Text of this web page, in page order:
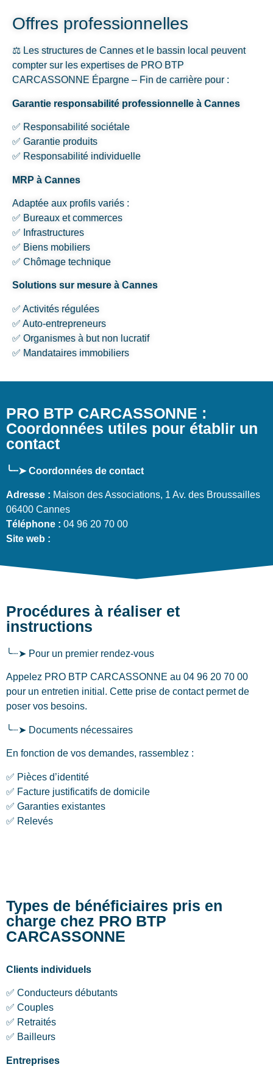
Offres professionnelles
⚖️ Les structures de Cannes et le bassin local peuvent
compter sur les expertises de PRO BTP
CARCASSONNE Épargne – Fin de carrière pour :
Garantie responsabilité professionnelle à Cannes
✅ Responsabilité sociétale
✅ Garantie produits
✅ Responsabilité individuelle
MRP à Cannes
Adaptée aux profils variés :
✅ Bureaux et commerces
✅ Infrastructures
✅ Biens mobiliers
✅ Chômage technique
Solutions sur mesure à Cannes
✅ Activités régulées
✅ Auto-entrepreneurs
✅ Organismes à but non lucratif
✅ Mandataires immobiliers
PRO BTP CARCASSONNE :
Coordonnées utiles pour établir un
contact
╰┈➤ Coordonnées de contact
Adresse : Maison des Associations, 1 Av. des Broussailles
06400 Cannes
Téléphone : 04 96 20 70 00
Site web :
Procédures à réaliser et
instructions
╰┈➤ Pour un premier rendez-vous
Appelez PRO BTP CARCASSONNE au 04 96 20 70 00
pour un entretien initial. Cette prise de contact permet de
poser vos besoins.
╰┈➤ Documents nécessaires
En fonction de vos demandes, rassemblez :
✅ Pièces d’identité
✅ Facture justificatifs de domicile
✅ Garanties existantes
✅ Relevés
Types de bénéficiaires pris en
charge chez PRO BTP
CARCASSONNE
Clients individuels
✅ Conducteurs débutants
✅ Couples
✅ Retraités
✅ Bailleurs
Entreprises